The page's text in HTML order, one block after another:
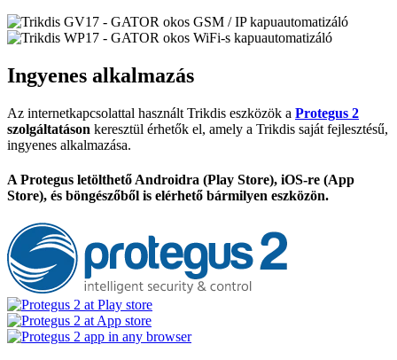
Ingyenes alkalmazás
Az internetkapcsolattal használt Trikdis eszközök a Protegus 2
szolgáltatáson keresztül érhetők el, amely a Trikdis saját fejlesztésű,
ingyenes alkalmazása.
A Protegus letölthető Androidra (Play Store), iOS-re (App
Store), és böngészőből is elérhető bármilyen eszközön.